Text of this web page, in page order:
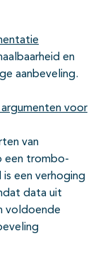
en
aanbeveling.
argumenten voor
van
een trombo-
een verhoging
data uit
voldoende